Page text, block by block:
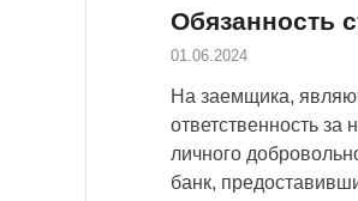
Обязанность
01.06.2024
На заемщика,
ответственность
личного
банк,